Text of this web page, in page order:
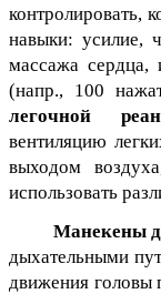
контролировать,
навыки: усилие,
массажа сердца,
(напр., 100
легочной
вентиляцию
выходом
использовать
Манекены
дыхательными
движения головы